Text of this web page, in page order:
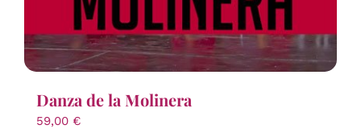
Danza de la Molinera
59,00 €